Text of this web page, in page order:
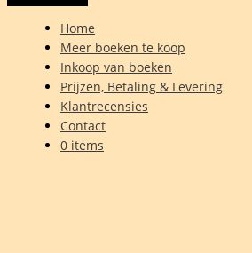
Home
Meer boeken te koop
Inkoop van boeken
Prijzen, Betaling & Levering
Klantrecensies
Contact
0 items